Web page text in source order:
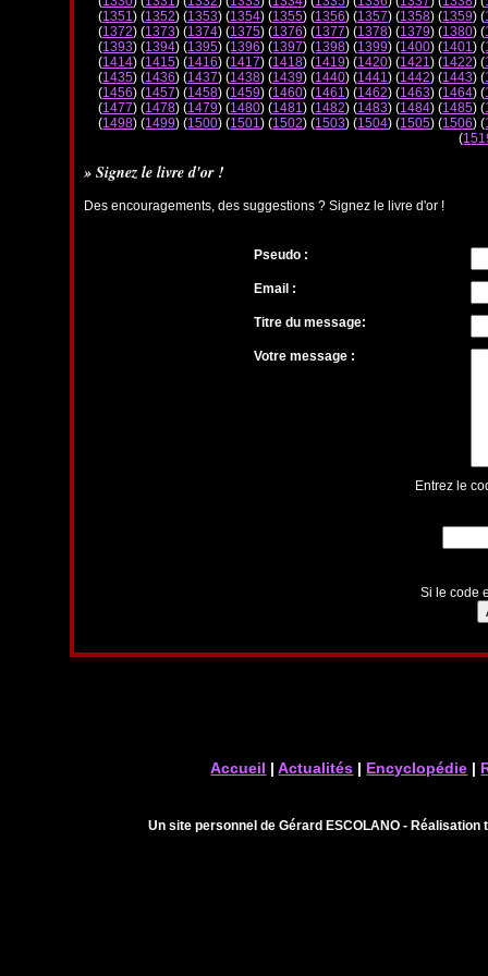
(1351) (1352) (1353) (1354) (1355) (1356) (1357) (1358) (1359) (
(1372) (1373) (1374) (1375) (1376) (1377) (1378) (1379) (1380) (
(1393) (1394) (1395) (1396) (1397) (1398) (1399) (1400) (1401) (
(1414) (1415) (1416) (1417) (1418) (1419) (1420) (1421) (1422) (
(1435) (1436) (1437) (1438) (1439) (1440) (1441) (1442) (1443) (
(1456) (1457) (1458) (1459) (1460) (1461) (1462) (1463) (1464) (
(1477) (1478) (1479) (1480) (1481) (1482) (1483) (1484) (1485) (
(1498) (1499) (1500) (1501) (1502) (1503) (1504) (1505) (1506) (
(
» Signez le livre d'or !
Des encouragements, des suggestions ? Signez le livre d'or !
Pseudo :
Email :
Titre du message:
Votre message :
Entrez le
Si le code
Accueil |Actualités | Encyclopédie |
Un site personnel de Gérard ESCOLANO -